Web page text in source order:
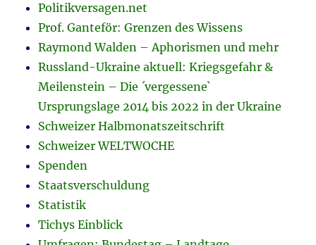
Politikversagen.net
Prof. Ganteför: Grenzen des Wissens
Raymond Walden – Aphorismen und mehr
Russland-Ukraine aktuell: Kriegsgefahr &
Meilenstein – Die ´vergessene`
Ursprungslage 2014 bis 2022 in der Ukraine
Schweizer Halbmonatszeitschrift
Schweizer WELTWOCHE
Spenden
Staatsverschuldung
Statistik
Tichys Einblick